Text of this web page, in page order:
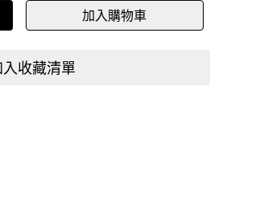
加入購物車
入收藏清單